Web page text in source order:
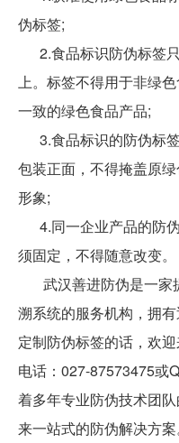
伪标签;
2.食品标识防伪标签
上。标签不得用于非绿
一致的绿色食品产品;
3.食品标识的防伪标
包装正面，不得掩盖原
形象;
4.同一企业产品的防
须固定，不得随意改变。
武汉善进防伪是一家
溯系统的服务机构，拥
定制防伪标签的话，欢
电话：027-87573475或
着多年专业防伪技术团
来一站式的防伪解决方案